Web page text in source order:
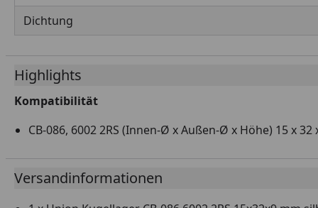
Dichtung
Highlights
Kompatibilität
CB-086, 6002 2RS (Innen-Ø x Außen-Ø x Höhe) 15 x 32
Versandinformationen